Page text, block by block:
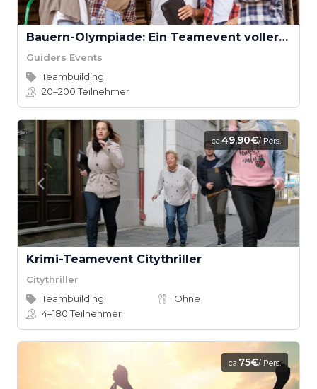
Bauern-Olympiade: Ein Teamevent voller ländlicher Herausforderungen
Guiders Events
Teambuilding
20–200Teilnehmer
ca.49,90€/ Pers.
Krimi-Teamevent Citythriller
Citythriller
Teambuilding
Ohne
4–180Teilnehmer
ca.75€/ Pers.